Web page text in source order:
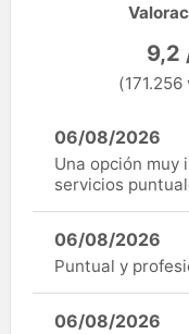
9,2
06/08/2026
Una opción
servicios
06/08/2026
Puntual y
06/08/2026